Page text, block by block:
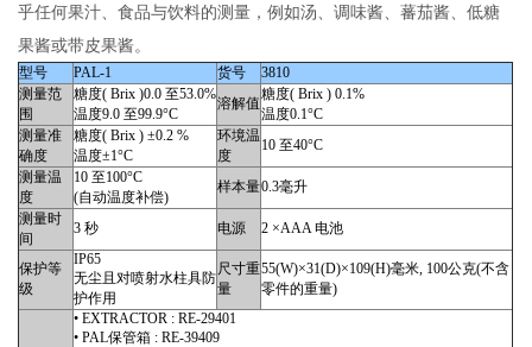
乎任何果汁、食品与饮料的测量，例如汤、调味酱、蕃茄酱、低糖
果酱或带皮果酱。
型号 PAL-1 货号
3810
测量范
围
糖度( Brix )0.0 至53.0%
温度9.0 至99.9°C
溶解值
糖度( Brix ) 0.1%
温度0.1°C
测量准
确度
糖度( Brix ) ±0.2 %
温度±1°C
环境温
度
10 至40°C
测量温
度
10 至100°C
(自动温度补偿)
样本量0.3毫升
测量时
间
3 秒 电源 2 ×AAA 电池
保护等
级
IP65
无尘且对喷射水柱具防
护作用
尺寸重
量
55(W)×31(D)×109(H)毫米, 100公克(不含
零件的重量)
• EXTRACTOR : RE-29401
• PAL保管箱 : RE-39409